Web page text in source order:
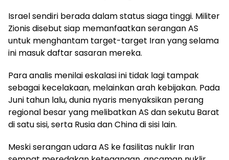
Israel sendiri berada dalam status siaga tinggi. Militer
Zionis disebut siap memanfaatkan serangan AS
untuk menghantam target-target Iran yang selama
ini masuk daftar sasaran mereka.
Para analis menilai eskalasi ini tidak lagi tampak
sebagai kecelakaan, melainkan arah kebijakan. Pada
Juni tahun lalu, dunia nyaris menyaksikan perang
regional besar yang melibatkan AS dan sekutu Barat
di satu sisi, serta Rusia dan China di sisi lain.
Meski serangan udara AS ke fasilitas nuklir Iran